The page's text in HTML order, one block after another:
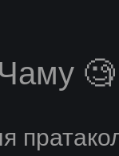
Чаму 🧐